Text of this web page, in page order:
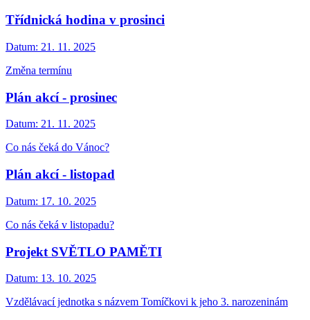
Třídnická hodina v prosinci
Datum: 21. 11. 2025
Změna termínu
Plán akcí - prosinec
Datum: 21. 11. 2025
Co nás čeká do Vánoc?
Plán akcí - listopad
Datum: 17. 10. 2025
Co nás čeká v listopadu?
Projekt SVĚTLO PAMĚTI
Datum: 13. 10. 2025
Vzdělávací jednotka s názvem Tomíčkovi k jeho 3. narozeninám